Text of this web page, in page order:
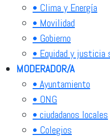
• Clima y Energía
• Movilidad
• Gobierno
• Equidad y justicia
MODERADOR/A
• Ayuntamiento
• ONG
• ciudadanos locales
• Colegios